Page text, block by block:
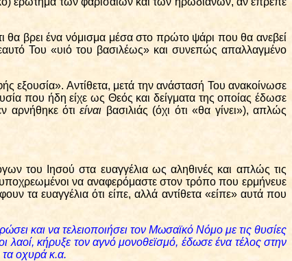
θα βρει ένα νόμισμα μέσα στο πρώτο ψάρι που θα ανεβεί
Του «υιό του βασιλέως» και συνεπώς απαλλαγμένο
εξουσία». Αντίθετα, μετά την ανάστασή Του ανακοίνωσε
που ήδη είχε ως Θεός και δείγματα της οποίας έδωσε
αρνήθηκε ότιείναι βασιλιάς (όχι ότι «θα γίνει»), απλώς
του Ιησού στα ευαγγέλια ως αληθινές και απλώς τις
υποχρεωμένοι να αναφερόμαστε στον τρόπο που ερμήνευε
τα ευαγγέλια ότι είπε, αλλά αντίθετα «είπε» αυτά που
και να τελειοποιήσει τον Μωσαϊκό Νόμο με τις θυσίες
λαοί, κήρυξε τον αγνό μονοθεϊσμό, έδωσε ένα τέλος στην
τα οχυρά κ.α.